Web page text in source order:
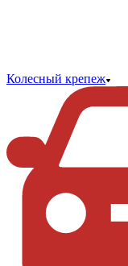
Колесный крепеж